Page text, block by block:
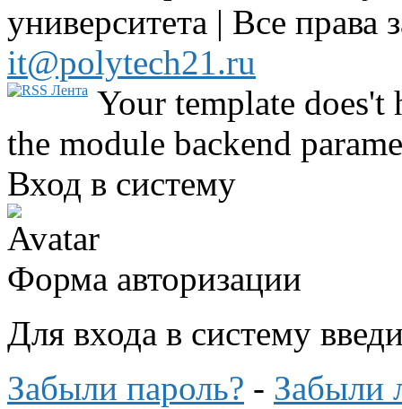
университета | Все
it@polytech21.ru
Your template
the module backend
Вход в систему
Форма авторизации
Для входа в систему
Забыли пароль? - Забыли